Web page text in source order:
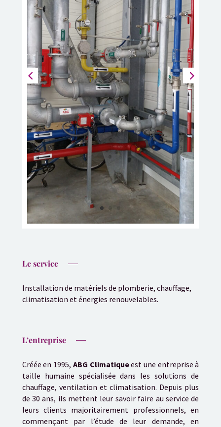
Le service
Installation de matériels de plomberie, chauffage,
climatisation et énergies renouvelables.
L’entreprise
Créée en 1995, ABG Climatiqueest une entreprise à
taille humaine spécialisée dans les solutions de
chauffage, ventilation et climatisation. Depuis plus
de 30 ans, ils mettent leur savoir faire au service de
leurs clients majoritairement professionnels, en
commençant par l’étude de leur demande, en